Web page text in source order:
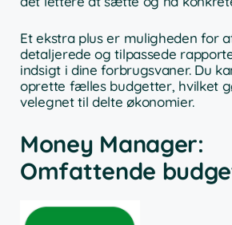
Et ekstra plus er muligheden for
detaljerede og tilpassede
indsigt i dine forbrugsvaner. Du
oprette fælles budgetter, hvilket
velegnet til delte økonomier.
Money Manager:
Omfattende